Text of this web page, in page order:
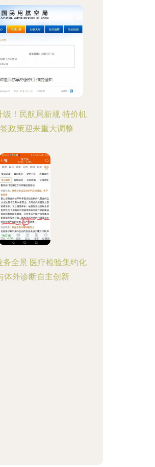
级！民航局新规 特价机
政策迎来重大调整
务全景 医疗检验集约化
体外诊断自主创新